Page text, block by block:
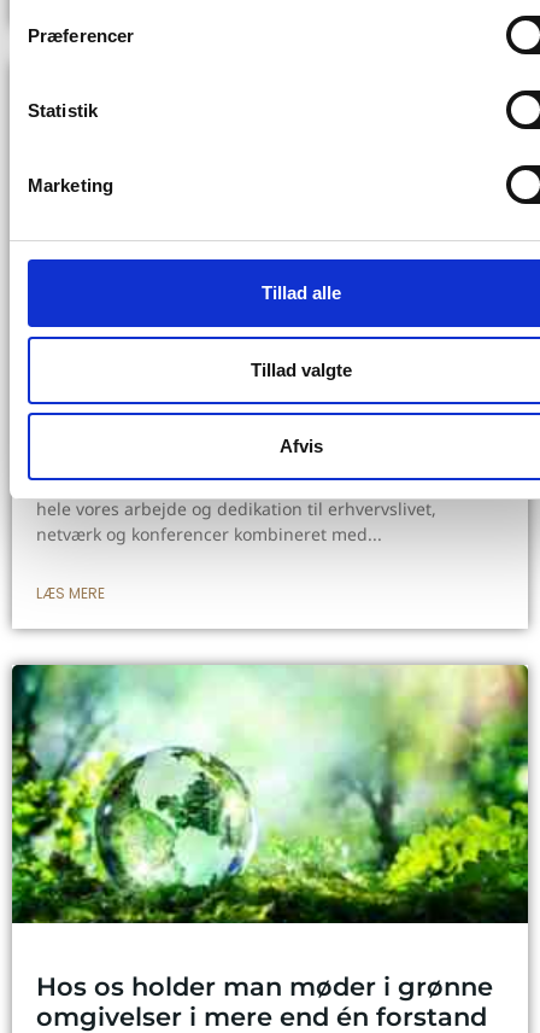
Præferencer
Statistik
Marketing
Tillad alle
Tillad valgte
Afvis
Nyt vartegn for erhvervslivet –
World Trade Center Ballerup hæver
I maj bragte Erhvervsavisen en detaljeret artikel omkring
hele vores arbejde og dedikation til erhvervslivet,
netværk og konferencer kombineret med
LÆS MERE
Hos os holder man møder i grønne
omgivelser i mere end én forstand